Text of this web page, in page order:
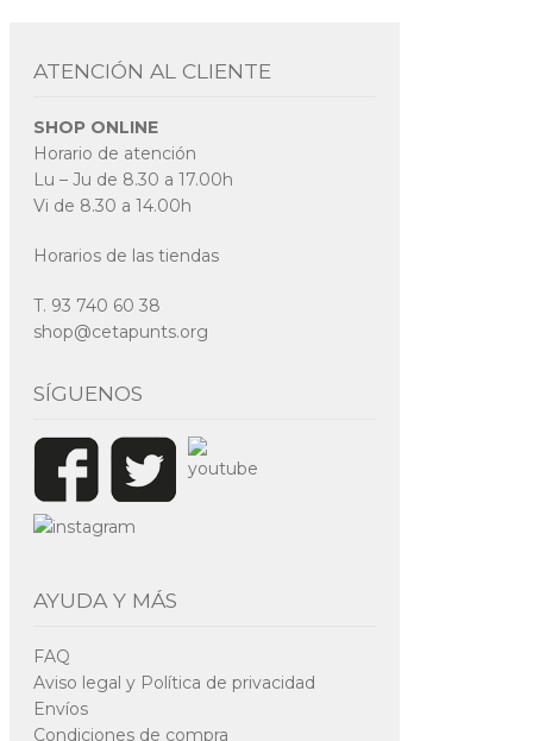
ATENCIÓN AL CLIENTE
SHOP ONLINE
Horario de atención
Lu – Ju de 8.30 a 17.00h
Vi de 8.30 a 14.00h
Horarios de las tiendas
T. 93 740 60 38
shop@cetapunts.org
SÍGUENOS
AYUDA Y MÁS
FAQ
Aviso legal y Política de privacidad
Envíos
Condiciones de compra